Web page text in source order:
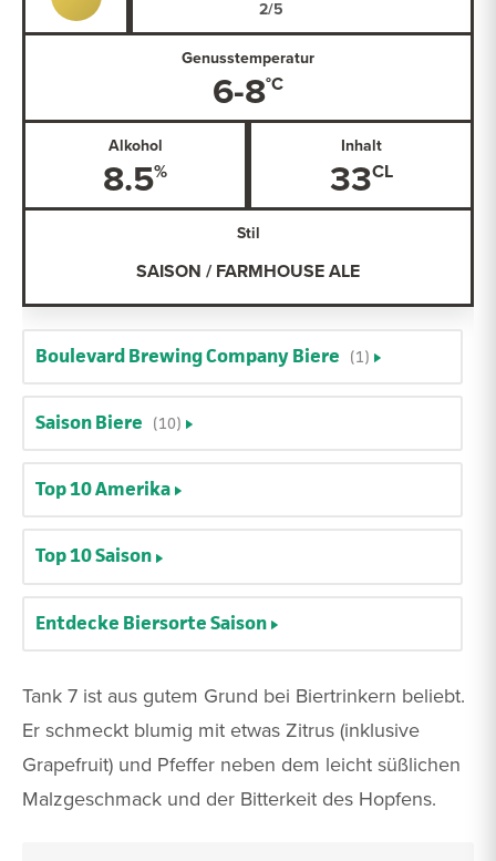
Tank 7 ist aus gutem Grund bei Biertrinkern beliebt.
Er schmeckt blumig mit etwas Zitrus (inklusive
Grapefruit) und Pfeffer neben dem leicht süßlichen
Malzgeschmack und der Bitterkeit des Hopfens.
Genusstemperatur
6-8
Alkohol
8.5
Inhalt
33
Stil
SAISON / FARMHOUSE ALE
Boulevard Brewing Company Biere (1)
Saison Biere (10)
Top 10 Amerika
Top 10 Saison
Entdecke Biersorte Saison